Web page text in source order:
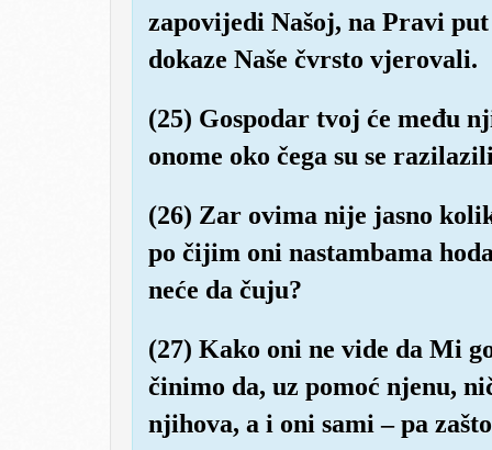
zapovijedi Našoj, na Pravi
dokaze Naše čvrsto vjerovali.
(25) Gospodar tvoj će među
onome oko čega su se
(26) Zar ovima nije jasno
po čijim oni nastambama
neće da čuju?
(27) Kako oni ne vide da Mi
činimo da, uz pomoć njenu,
njihova, a i oni sami – pa